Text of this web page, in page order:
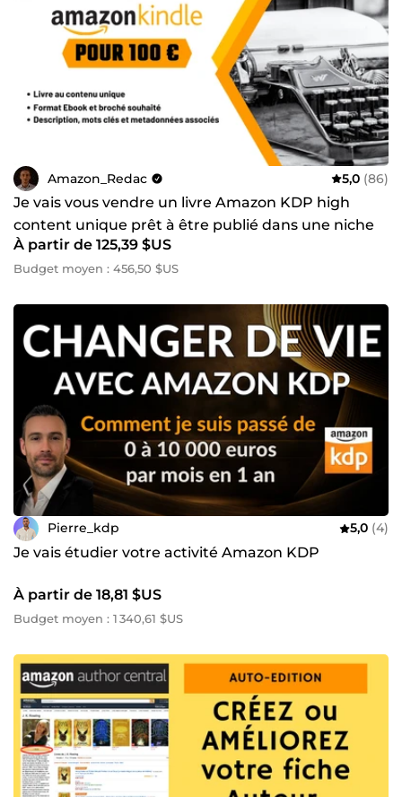
Amazon_Redac 5,0 (86)
Je vais vous vendre un livre Amazon KDP high
content unique prêt à être publié dans une niche
rentable
À partir de 125,39 $US
Budget moyen : 456,50 $US
Pierre_kdp 5,0 (4)
Je vais étudier votre activité Amazon KDP
À partir de 18,81 $US
Budget moyen : 1 340,61 $US